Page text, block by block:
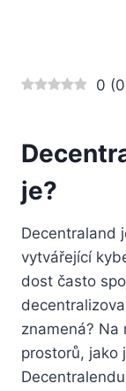
0 (0
je?
Decentraland
vytvářející
dost často
znamená? Na
prostorů, jako